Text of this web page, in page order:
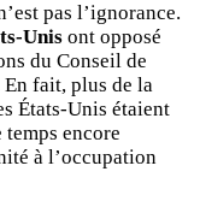
pas l’ignorance.
Unis ont opposé
du Conseil de
fait, plus de la
États-Unis étaient
encore
à l’occupation